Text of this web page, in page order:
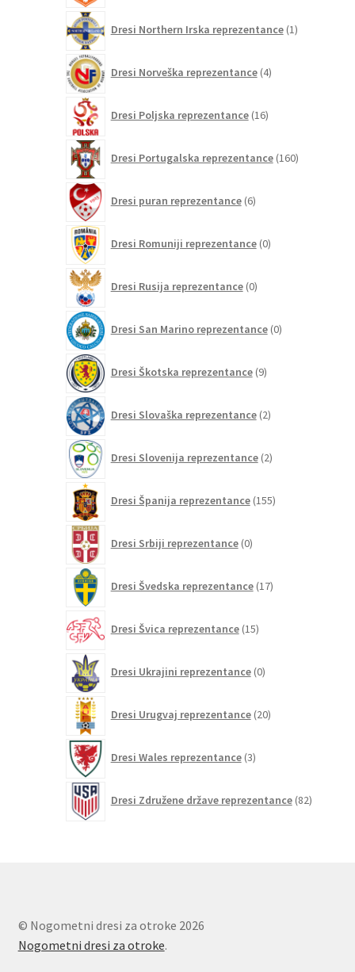
Dresi Northern Irska reprezentance 1izdelek
Dresi Norveška reprezentance 4izdelki
Dresi Poljska reprezentance 16izdelkov
Dresi Portugalska reprezentance 160izdelkov
Dresi puran reprezentance 6izdelkov
Dresi Romuniji reprezentance 0izdelkov
Dresi Rusija reprezentance 0izdelkov
Dresi San Marino reprezentance 0izdelkov
Dresi Škotska reprezentance 9izdelkov
Dresi Slovaška reprezentance 2izdelka
Dresi Slovenija reprezentance 2izdelka
Dresi Španija reprezentance 155izdelkov
Dresi Srbiji reprezentance 0izdelkov
Dresi Švedska reprezentance 17izdelkov
Dresi Švica reprezentance 15izdelkov
Dresi Ukrajini reprezentance 0izdelkov
Dresi Urugvaj reprezentance 20izdelkov
Dresi Wales reprezentance 3izdelki
Dresi Združene države reprezentance 82izdelkov
© Nogometni dresi za otroke 2026
Nogometni dresi za otroke.